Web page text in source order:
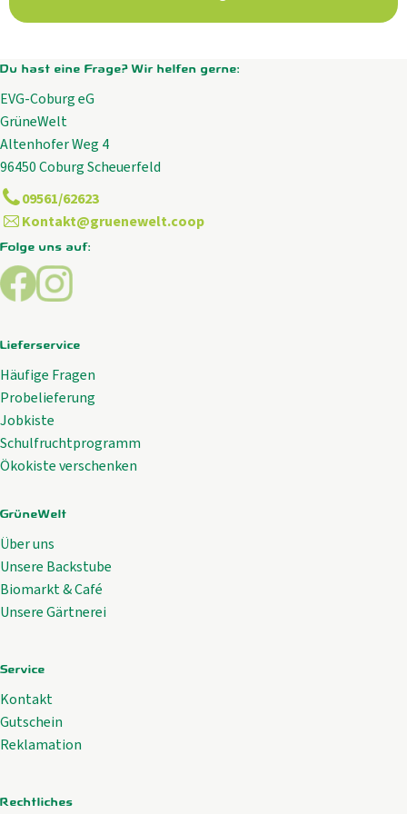
Du hast eine Frage? Wir helfen gerne:
EVG-Coburg eG
GrüneWelt
Altenhofer Weg 4
96450 Coburg Scheuerfeld
09561/62623
Kontakt@gruenewelt.coop
Folge uns auf:
Externer Link zu https://www.facebook.com/
Externer Link zu https://www.instagram.com/
Lieferservice
Häufige Fragen
Probelieferung
Jobkiste
Schulfruchtprogramm
Ökokiste verschenken
GrüneWelt
Über uns
Unsere Backstube
Biomarkt & Café
Unsere Gärtnerei
Service
Kontakt
Gutschein
Reklamation
Rechtliches